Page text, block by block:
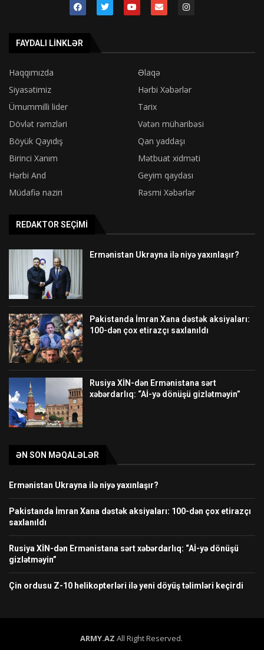
FAYDALI LINKLƏR
Haqqımızda
Əlaqə
Siyasətimiz
Hərbi Xəbərlər
Ümummilli lider
Tarix
Dövlət rəmzləri
Vətən müharibəsi
Böyük Qayıdış
Qan yaddaşı
Birinci Xanım
Mətbuat xidməti
Hərbi And
Geyim qaydası
Müdafiə naziri
Rəsmi Xəbərlər
REDAKTOR SEÇIMI
Ermənistan Ukrayna ilə niyə yaxınlaşır?
Pakistanda İmran Xana dəstək aksiyaları:
100-dən çox etirazçı saxlanıldı
Rusiya XİN-dən Ermənistana sərt
xəbərdarlıq: “Aİ-yə dönüşü gizlətməyin”
ƏN SON MƏQALƏLƏR
Ermənistan Ukrayna ilə niyə yaxınlaşır?
Pakistanda İmran Xana dəstək aksiyaları: 100-dən çox etirazçı
saxlanıldı
Rusiya XİN-dən Ermənistana sərt xəbərdarlıq: “Aİ-yə dönüşü
gizlətməyin”
Çin ordusu Z-10 helikopterləri ilə yeni döyüş təlimləri keçirdi
ARMY.AZ All Right Reserved.